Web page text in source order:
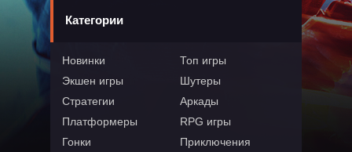
Категории
Новинки
Топ игры
Экшен игры
Шутеры
Стратегии
Аркады
Платформеры
RPG игры
Гонки
Приключения